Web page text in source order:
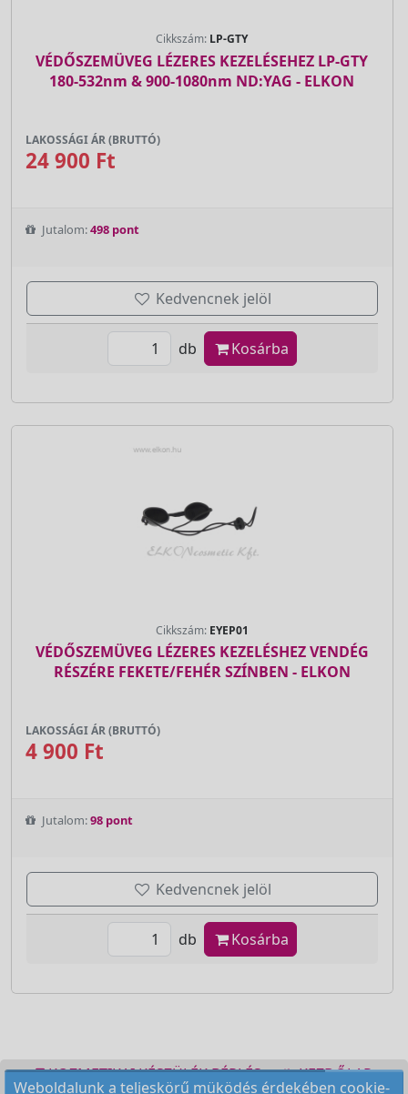
Cikkszám: LP-GTY
VÉDŐSZEMÜVEG LÉZERES KEZELÉSEHEZ LP-GTY
180-532nm & 900-1080nm ND:YAG - ELKON
LAKOSSÁGI ÁR (BRUTTÓ)
24 900 Ft
Jutalom:498 pont
Kedvencnek jelöl
db Kosárba
Cikkszám: EYEP01
VÉDŐSZEMÜVEG LÉZERES KEZELÉSHEZ VENDÉG
RÉSZÉRE FEKETE/FEHÉR SZÍNBEN - ELKON
LAKOSSÁGI ÁR (BRUTTÓ)
4 900 Ft
Jutalom:98 pont
Kedvencnek jelöl
db Kosárba
KOZMETIKAI KÉSZÜLÉK BÉRLÉS
KEZDŐLAP
Weboldalunk a teljeskörű müködés érdekében cookie-